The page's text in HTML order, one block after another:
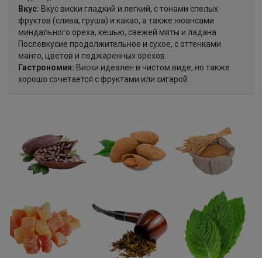
Вкус: Вкус виски гладкий и легкий, с тонами спелых
фруктов (слива, груша) и какао, а также нюансами
миндального ореха, кешью, свежей мяты и ладана.
Послевкусие продолжительное и сухое, с оттенками
манго, цветов и поджаренных орехов.
Гастрономия: Виски идеален в чистом виде, но также
хорошо сочетается с фруктами или сигарой.